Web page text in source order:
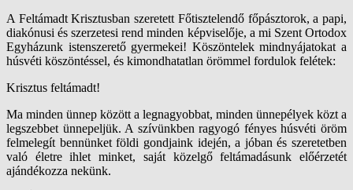
A Feltámadt Krisztusban szeretett Főtisztelendő főpásztorok, a papi,
diakónusi és szerzetesi rend minden képviselője, a mi Szent Ortodox
Egyházunk istenszerető gyermekei! Köszöntelek mindnyájatokat a
húsvéti köszöntéssel, és kimondhatatlan örömmel fordulok felétek:
Krisztus feltámadt!
Ma minden ünnep között a legnagyobbat, minden ünnepélyek közt a
legszebbet ünnepeljük. A szívünkben ragyogó fényes húsvéti öröm
felmelegít bennünket földi gondjaink idején, a jóban és szeretetben
való életre ihlet minket, saját közelgő feltámadásunk előérzetét
ajándékozza nekünk.